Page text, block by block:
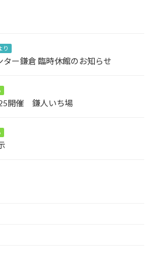
り
ー鎌倉 臨時休館のお知らせ
開催 鎌人いち場